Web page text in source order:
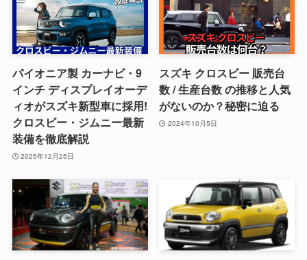
パイオニア製 カーナビ・9
インチ ディスプレイオーデ
ィオがスズキ新型車に採用!
クロスビー・ジムニー最新
装備を徹底解説
2025年12月25日
スズキ クロスビー 販売台
数 / 生産台数 の推移と人気
がないのか？秘密に迫る
2024年10月5日